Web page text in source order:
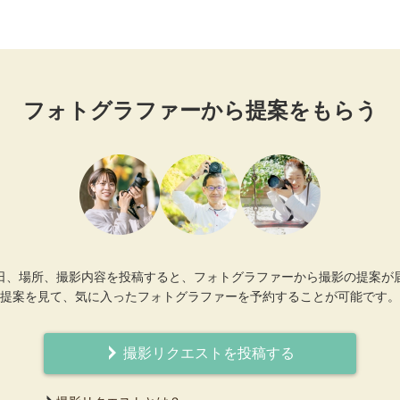
フォトグラファーから提案をもらう
、場所、撮影内容を投稿すると、フォトグラファーから撮影の提案が
提案を見て、気に入ったフォトグラファーを予約することが可能です。
撮影リクエストを投稿する